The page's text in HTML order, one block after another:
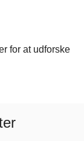
for at udforske